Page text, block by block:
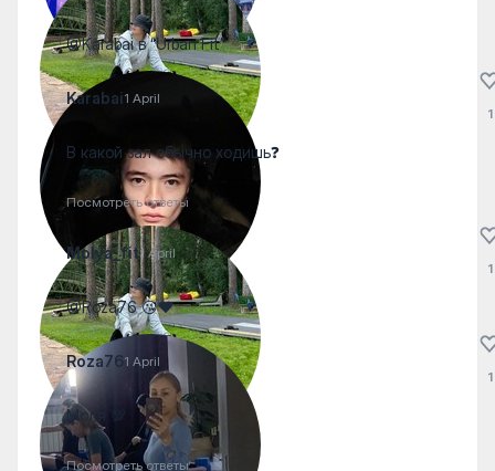
@Karabai в “Urban Fit”
Karabai1 April
В какой зал обычно ходишь❓
Посмотреть ответы
1
Molya_fit1 April
@Roza76 😘❤️
1
Roza761 April
Моля 💯
Посмотреть ответы
1